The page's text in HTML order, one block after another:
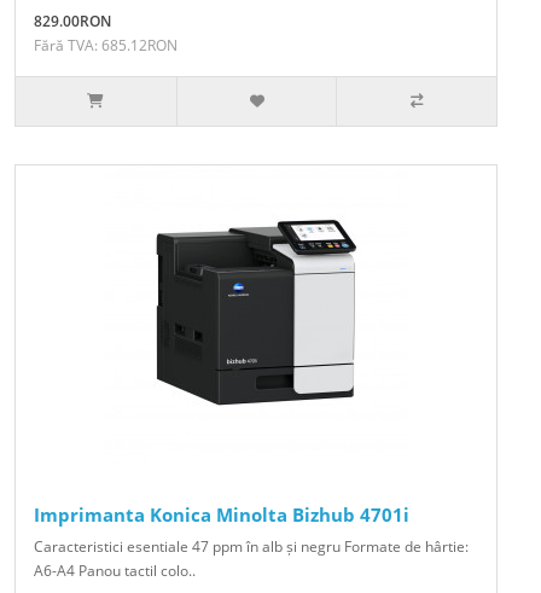
829.00RON
Fără TVA: 685.12RON
Imprimanta Konica Minolta Bizhub 4701i
Caracteristici esentiale 47 ppm în alb și negru Formate de hârtie:
A6-A4 Panou tactil colo..